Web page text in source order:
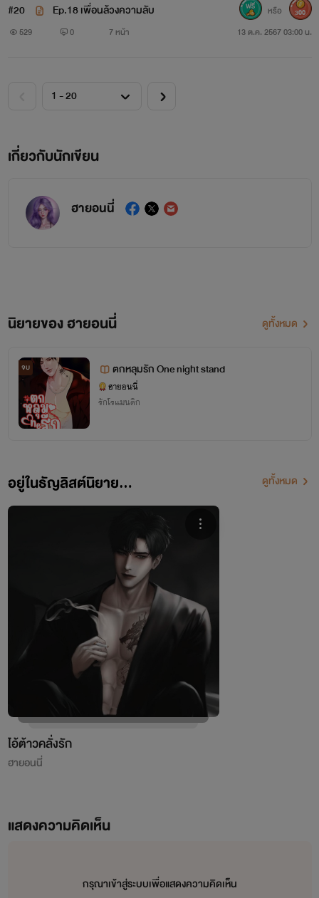
#20 Ep.18 เพื่อนล้วงความลับ
529 0 7 หน้า 13 ต.ค. 2567 03:00 น.
หรือ 300
เกี่ยวกับนักเขียน
ฮายอนนี่
นิยายของ ฮายอนนี่ ดูทั้งหมด
จบ ตกหลุมรัก One night stand
ฮายอนนี่
รักโรแมนติก
อยู่ในธัญลิสต์นิยาย... ดูทั้งหมด
ไอ้ต้าวคลั่งรัก
ฮายอนนี่
แสดงความคิดเห็น
กรุณาเข้าสู่ระบบเพื่อแสดงความคิดเห็น